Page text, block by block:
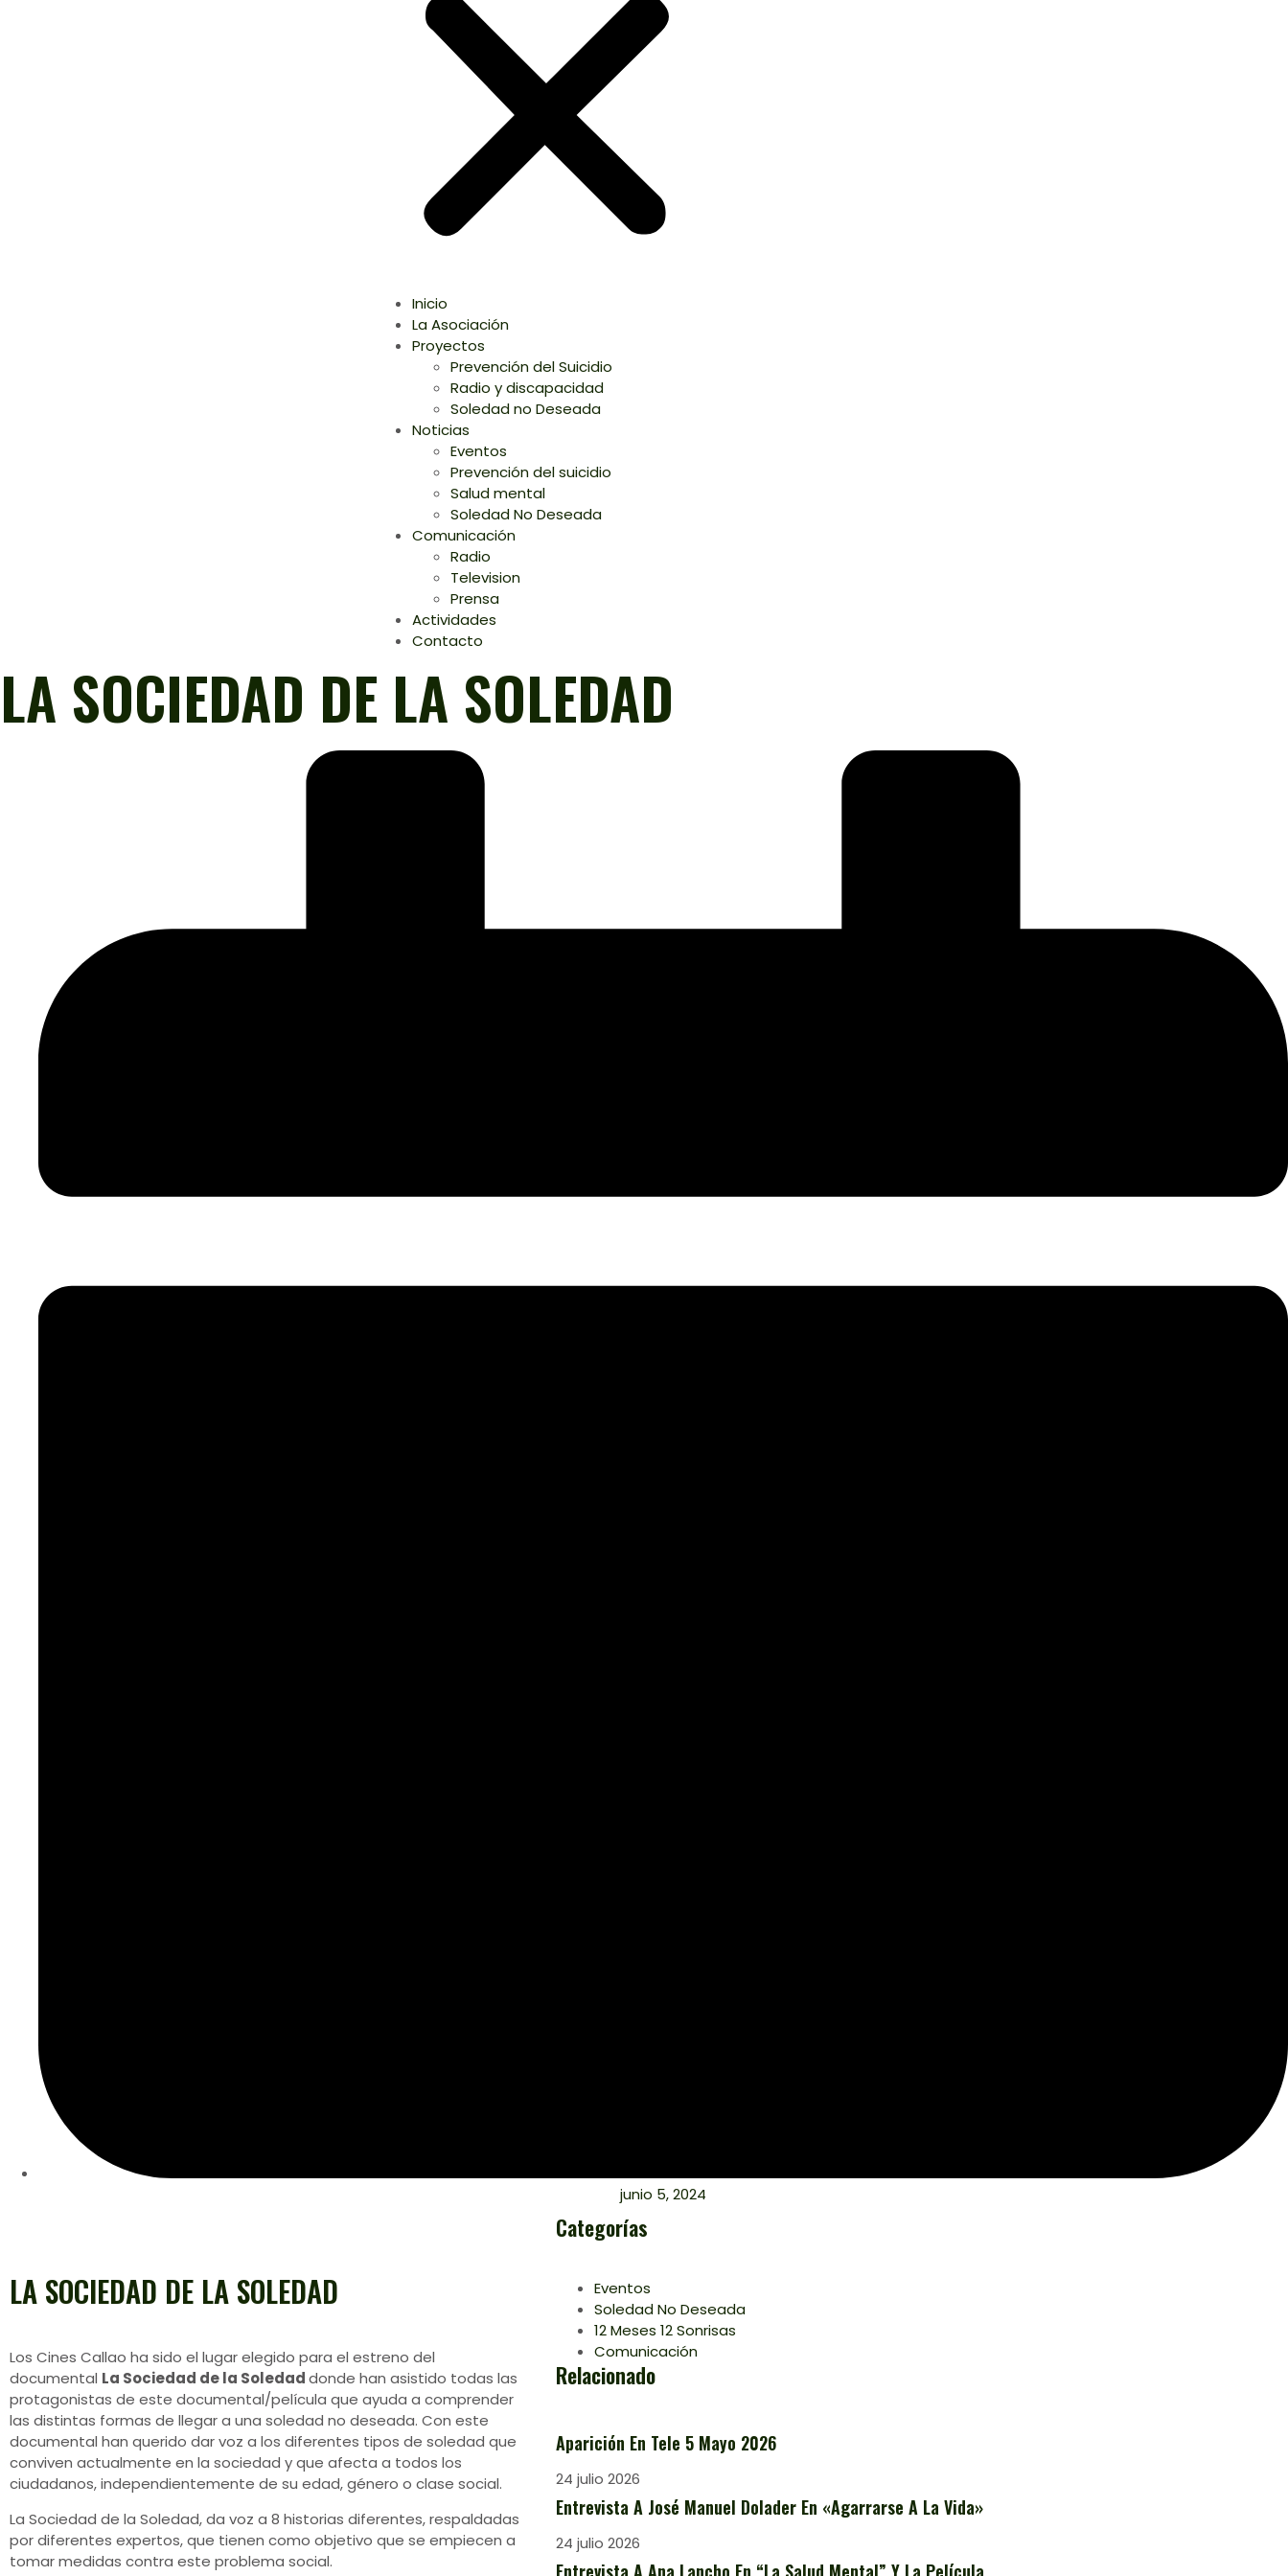
Inicio
La Asociación
Proyectos
Prevención del Suicidio
Radio y discapacidad
Soledad no Deseada
Noticias
Eventos
Prevención del suicidio
Salud mental
Soledad No Deseada
Comunicación
Radio
Television
Prensa
Actividades
Contacto
LA SOCIEDAD DE LA SOLEDAD
junio 5, 2024
LA SOCIEDAD DE LA SOLEDAD
Los Cines Callao ha sido el lugar elegido para el estreno del
documental La Sociedad de la Soledaddonde han asistido todas las
protagonistas de este documental/película que ayuda a comprender
las distintas formas de llegar a una soledad no deseada. Con este
documental han querido dar voz a los diferentes tipos de soledad que
conviven actualmente en la sociedad y que afecta a todos los
ciudadanos, independientemente de su edad, género o clase social.
La Sociedad de la Soledad, da voz a 8 historias diferentes, respaldadas
por diferentes expertos, que tienen como objetivo que se empiecen a
tomar medidas contra este problema social.
Categorías
Eventos
Soledad No Deseada
12 Meses 12 Sonrisas
Comunicación
Relacionado
Aparición En Tele 5 Mayo 2026
24 julio 2026
Entrevista A José Manuel Dolader En «Agarrarse A La Vida»
24 julio 2026